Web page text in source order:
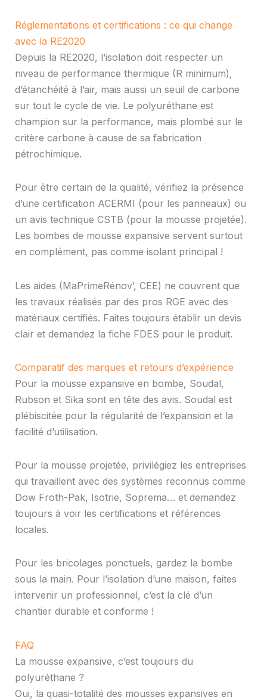
Réglementations et certifications : ce qui change
avec la RE2020
Depuis la RE2020, l’isolation doit respecter un
niveau de performance thermique (R minimum),
d’étanchéité à l’air, mais aussi un seuil de carbone
sur tout le cycle de vie. Le polyuréthane est
champion sur la performance, mais plombé sur le
critère carbone à cause de sa fabrication
pétrochimique.
Pour être certain de la qualité, vérifiez la présence
d’une certification ACERMI (pour les panneaux) ou
un avis technique CSTB (pour la mousse projetée).
Les bombes de mousse expansive servent surtout
en complément, pas comme isolant principal !
Les aides (MaPrimeRénov’, CEE) ne couvrent que
les travaux réalisés par des pros RGE avec des
matériaux certifiés. Faites toujours établir un devis
clair et demandez la fiche FDES pour le produit.
Comparatif des marques et retours d’expérience
Pour la mousse expansive en bombe, Soudal,
Rubson et Sika sont en tête des avis. Soudal est
plébiscitée pour la régularité de l’expansion et la
facilité d’utilisation.
Pour la mousse projetée, privilégiez les entreprises
qui travaillent avec des systèmes reconnus comme
Dow Froth-Pak, Isotrie, Soprema… et demandez
toujours à voir les certifications et références
locales.
Pour les bricolages ponctuels, gardez la bombe
sous la main. Pour l’isolation d’une maison, faites
intervenir un professionnel, c’est la clé d’un
chantier durable et conforme !
FAQ
La mousse expansive, c’est toujours du
polyuréthane ?
Oui, la quasi-totalité des mousses expansives en